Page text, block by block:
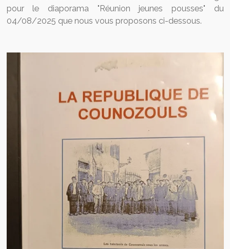
pour le diaporama "Réunion jeunes pousses" du
04/08/2025 que nous vous proposons ci-dessous.